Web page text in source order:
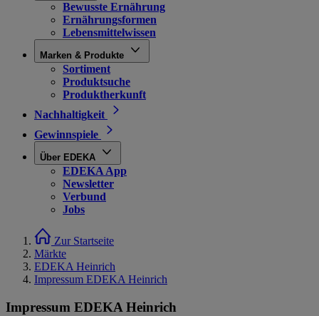
Bewusste Ernährung
Ernährungsformen
Lebensmittelwissen
Marken & Produkte
Sortiment
Produktsuche
Produktherkunft
Nachhaltigkeit
Gewinnspiele
Über EDEKA
EDEKA App
Newsletter
Verbund
Jobs
Zur Startseite
Märkte
EDEKA Heinrich
Impressum EDEKA Heinrich
Impressum EDEKA Heinrich